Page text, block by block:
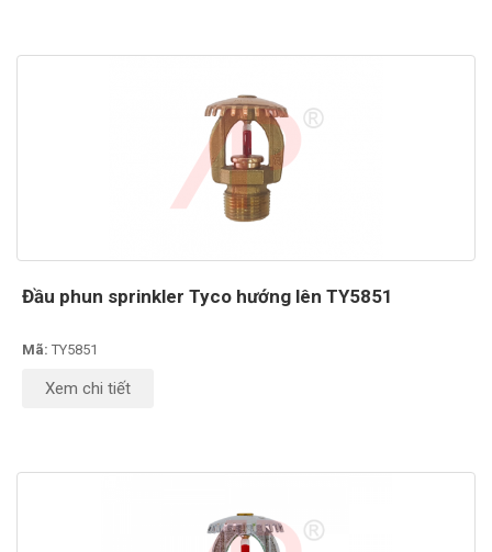
Đầu phun sprinkler Tyco hướng lên TY5851
Mã: TY5851
Xem chi tiết